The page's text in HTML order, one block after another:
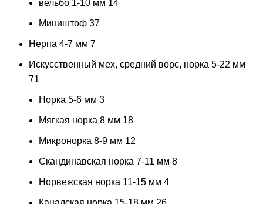
вельбо 1-10 мм 14
Миништоф 37
Нерпа 4-7 мм 7
Искусственный мех, средний ворс, норка 5-22 мм
71
Норка 5-6 мм 3
Мягкая норка 8 мм 18
Микронорка 8-9 мм 12
Скандинавская норка 7-11 мм 8
Норвежская норка 11-15 мм 4